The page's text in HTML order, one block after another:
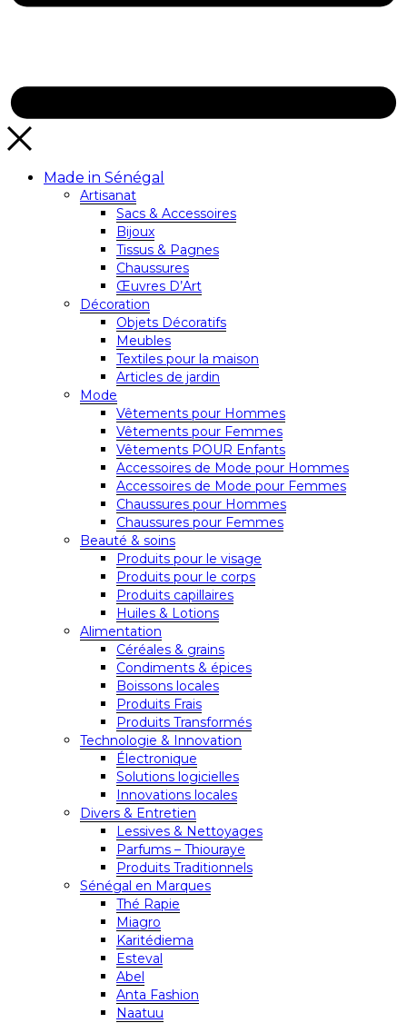
Made in Sénégal
Artisanat
Sacs & Accessoires
Bijoux
Tissus & Pagnes
Chaussures
Œuvres D’Art
Décoration
Objets Décoratifs
Meubles
Textiles pour la maison
Articles de jardin
Mode
Vêtements pour Hommes
Vêtements pour Femmes
Vêtements POUR Enfants
Accessoires de Mode pour Hommes
Accessoires de Mode pour Femmes
Chaussures pour Hommes
Chaussures pour Femmes
Beauté & soins
Produits pour le visage
Produits pour le corps
Produits capillaires
Huiles & Lotions
Alimentation
Céréales & grains
Condiments & épices
Boissons locales
Produits Frais
Produits Transformés
Technologie & Innovation
Électronique
Solutions logicielles
Innovations locales
Divers & Entretien
Lessives & Nettoyages
Parfums – Thiouraye
Produits Traditionnels
Sénégal en Marques
Thé Rapie
Miagro
Karitédiema
Esteval
Abel
Anta Fashion
Naatuu